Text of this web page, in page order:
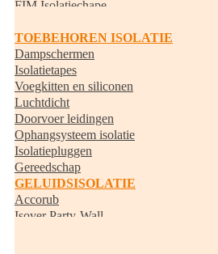
FIM Isolatiechape
TOEBEHOREN ISOLATIE
Dampschermen
Isolatietapes
Voegkitten en siliconen
Luchtdicht
Doorvoer leidingen
Ophangsysteem isolatie
Isolatiepluggen
Gereedschap
GELUIDSISOLATIE
Accorub
Isover Party-Wall